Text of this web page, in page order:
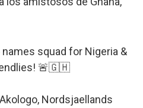
squad for Nigeria &
🚨🇬🇭
Nordsjaellands